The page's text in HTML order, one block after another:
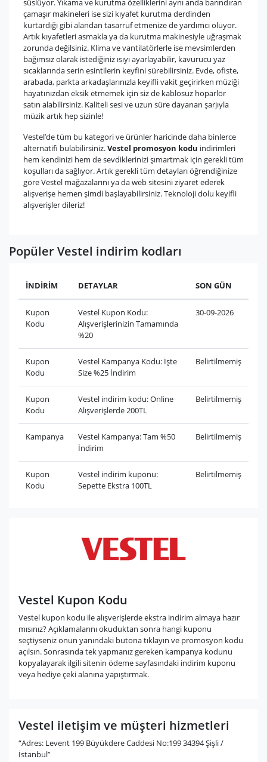
süslüyor. Yıkama ve kurutma özelliklerini aynı anda barındıran
çamaşır makineleri ise sizi kıyafet kurutma derdinden
kurtardığı gibi alandan tasarruf etmenize de yardımcı oluyor.
Artık kıyafetleri asmakla ya da kurutma makinesiyle uğraşmak
zorunda değilsiniz. Klima ve vantilatörlerle ise mevsimlerden
bağımsız olarak istediğiniz ısıyı ayarlayabilir, kavurucu yaz
sıcaklarında serin esintilerin keyfini sürebilirsiniz. Evde, ofiste,
arabada, parkta arkadaşlarınızla keyifli vakit geçirirken müziği
hayatınızdan eksik etmemek için siz de kablosuz hoparlör
satın alabilirsiniz. Kaliteli sesi ve uzun süre dayanan şarjıyla
müzik artık hep sizinle!
Vestel’de tüm bu kategori ve ürünler haricinde daha binlerce
alternatifi bulabilirsiniz.Vestel promosyon kodu indirimleri
hem kendinizi hem de sevdiklerinizi şımartmak için gerekli tüm
koşulları da sağlıyor. Artık gerekli tüm detayları öğrendiğinize
göre Vestel mağazalarını ya da web sitesini ziyaret ederek
alışverişe hemen şimdi başlayabilirsiniz. Teknoloji dolu keyifli
alışverişler dileriz!
Popüler Vestel indirim kodları
İNDİRİM DETAYLAR SON GÜN
Kupon
Kodu
Vestel Kupon Kodu:
Alışverişlerinizin Tamamında
%20
30-09-2026
Kupon
Kodu
Vestel Kampanya Kodu: İşte
Size %25 İndirim
Belirtilmemiş
Kupon
Kodu
Vestel indirim kodu: Online
Alışverişlerde 200TL
Belirtilmemiş
Kampanya
Vestel Kampanya: Tam %50
İndirim
Belirtilmemiş
Kupon
Kodu
Vestel indirim kuponu:
Sepette Ekstra 100TL
Belirtilmemiş
Vestel Kupon Kodu
Vestel kupon kodu ile alışverişlerde ekstra indirim almaya hazır
mısınız? Açıklamalarını okuduktan sonra hangi kuponu
seçtiyseniz onun yanındaki butona tıklayın ve promosyon kodu
açılsın. Sonrasında tek yapmanız gereken kampanya kodunu
kopyalayarak ilgili sitenin ödeme sayfasındaki indirim kuponu
veya hediye çeki alanına yapıştırmak.
Vestel iletişim ve müşteri hizmetleri
“Adres: Levent 199 Büyükdere Caddesi No:199 34394 Şişli /
İstanbul”